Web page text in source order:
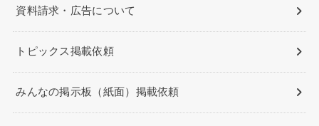
資料請求・広告について
トピックス掲載依頼
みんなの掲示板（紙面）掲載依頼